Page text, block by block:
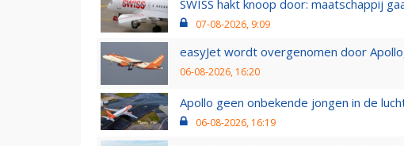
SWISS hakt knoop door: maatschappij
07-08-2026, 9:09
easyJet wordt overgenomen door
06-08-2026, 16:20
Apollo geen onbekende jongen in de
06-08-2026, 16:19